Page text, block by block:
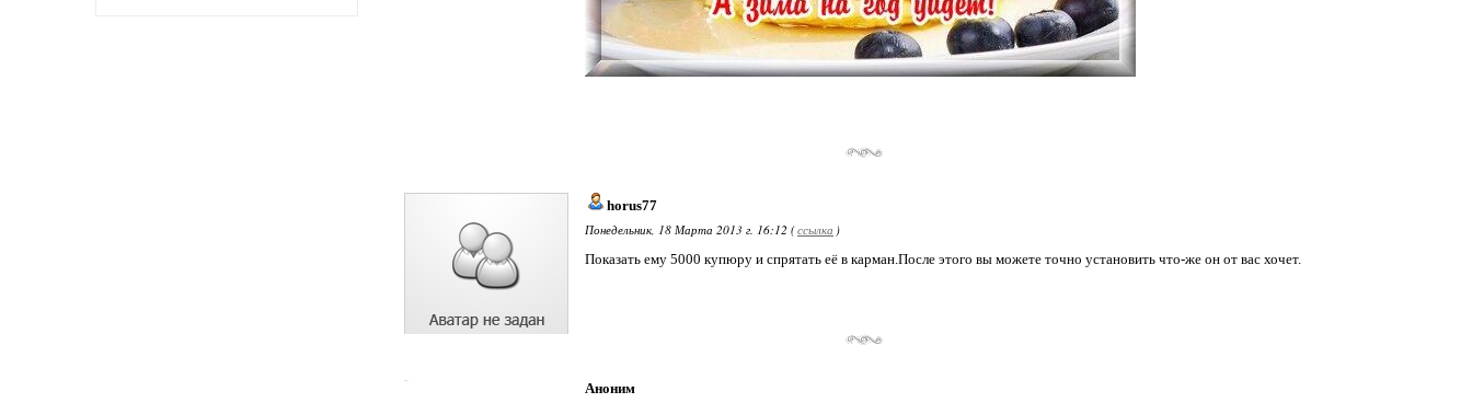
horus77
Понедельник, 18 Марта 2013 г. 16:12 (ссылка )
Показать ему 5000 купюру и спрятать её в карман.После этого вы можете точно установить что-же он от вас хочет.
Аноним